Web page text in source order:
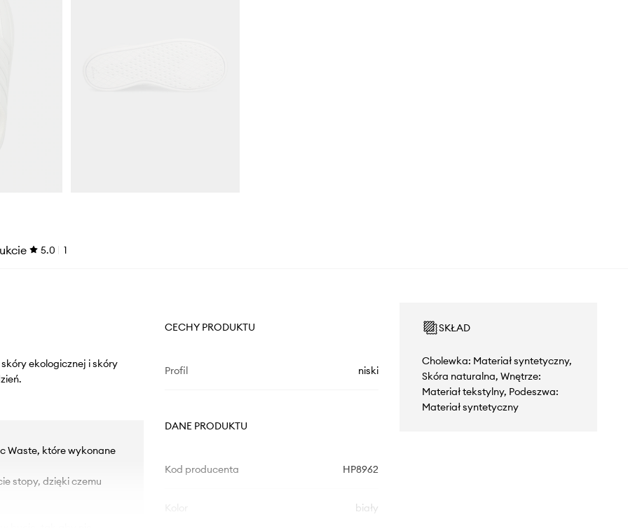
5.0 1
ekologicznej i skóry
Waste, które wykonane
stopy, dzięki czemu
CECHY PRODUKTU
Profil niski
DANE PRODUKTU
Kod producenta HP8962
biały
SKŁAD
Cholewka: Materiał syntetyczny,
Skóra naturalna, Wnętrze:
Materiał tekstylny, Podeszwa:
Materiał syntetyczny